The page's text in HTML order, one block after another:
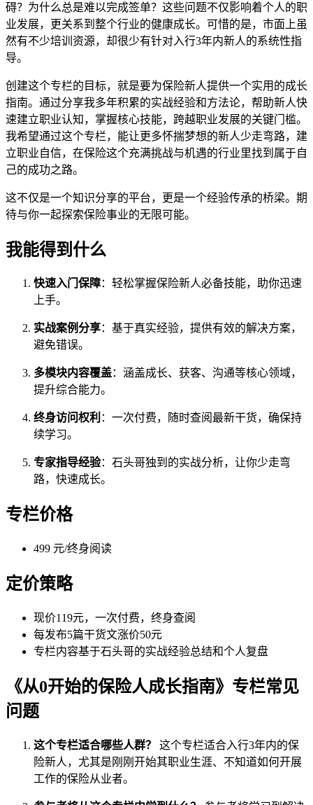
碍？为什么总是难以完成签单？这些问题不仅影响着个人的职
业发展，更关系到整个行业的健康成长。可惜的是，市面上虽
然有不少培训资源，却很少有针对入行3年内新人的系统性指
导。
创建这个专栏的目标，就是要为保险新人提供一个实用的成长
指南。通过分享我多年积累的实战经验和方法论，帮助新人快
速建立职业认知，掌握核心技能，跨越职业发展的关键门槛。
我希望通过这个专栏，能让更多怀揣梦想的新人少走弯路，建
立职业自信，在保险这个充满挑战与机遇的行业里找到属于自
己的成功之路。
这不仅是一个知识分享的平台，更是一个经验传承的桥梁。期
待与你一起探索保险事业的无限可能。
我能得到什么
快速入门保障：轻松掌握保险新人必备技能，助你迅速
上手。
实战案例分享：基于真实经验，提供有效的解决方案，
避免错误。
多模块内容覆盖：涵盖成长、获客、沟通等核心领域，
提升综合能力。
终身访问权利 ：一次付费，随时查阅最新干货，确保持
续学习。
专家指导经验：石头哥独到的实战分析，让你少走弯
路，快速成长。
专栏价格
499 元/终身阅读
定价策略
现价119元，一次付费，终身查阅
每发布5篇干货文涨价50元
专栏内容基于石头哥的实战经验总结和个人复盘
《从0开始的保险人成长指南》专栏常见
问题
这个专栏适合哪些人群？
这个专栏适合入行3年内的保
险新人，尤其是刚刚开始其职业生涯、不知道如何开展
工作的保险从业者。